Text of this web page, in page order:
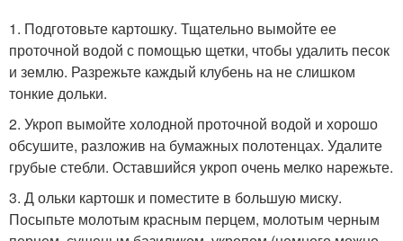
1. Подготовьте картошку. Тщательно вымойте ее
проточной водой с помощью щетки, чтобы удалить песок
и землю. Разрежьте каждый клубень на не слишком
тонкие дольки.
2. Укроп вымойте холодной проточной водой и хорошо
обсушите, разложив на бумажных полотенцах. Удалите
грубые стебли. Оставшийся укроп очень мелко нарежьте.
3. Д ольки картошк и поместите в большую миску.
Посыпьте молотым красным перцем, молотым черным